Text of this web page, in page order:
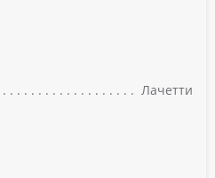
Лачетти